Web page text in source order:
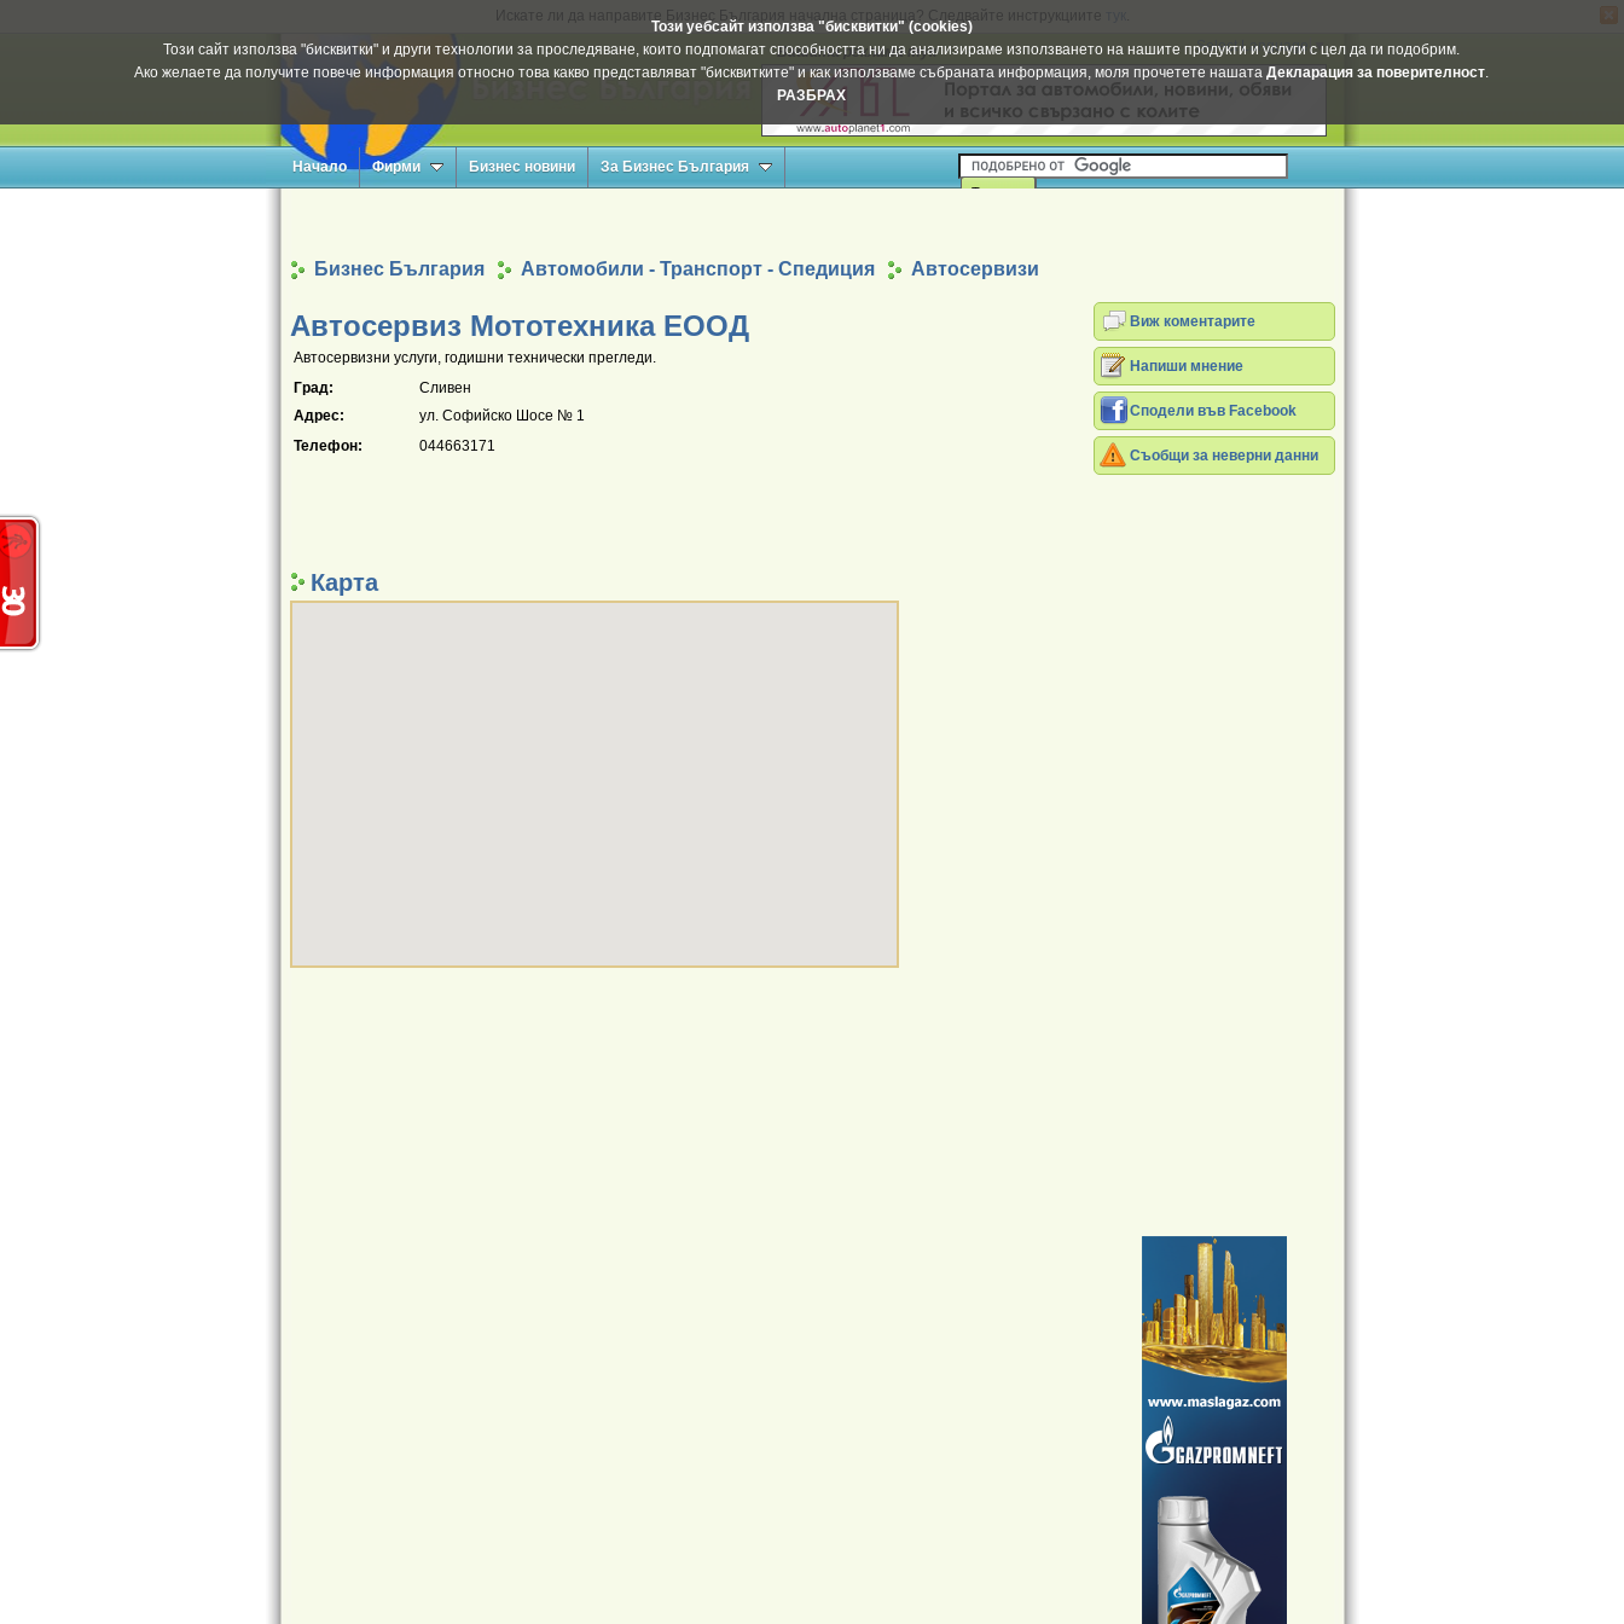
Искате ли да направите Бизнес България начална страница? Следвайте инструкциите
Този уебсайт използва "бисквитки" (cookies)
Този сайт използва "бисквитки" и други технологии за проследяване, които подпомагат способността ни да анализираме използването на нашите продукти и услуги с цел да ги подобрим.
Ако желаете да получите повече информация относно това какво представляват "бисквитките" и как използваме събраната информация, моля прочетете нашатаДекларация за поверителност.
РАЗБРАХ
Select Language ▼
Вашата реклама тук
Начало Фирми Бизнес новини За Бизнес България
Бизнес България Автомобили - Транспорт - Спедиция Автосервизи
Автосервиз Мототехника ЕООД
Автосервизни услуги, годишни технически прегледи.
Град:
Сливен
Адрес:
ул. Софийско Шосе № 1
Телефон:
044663171
Карта
Виж коментарите
Напиши мнение
Сподели във Facebook
Съобщи за неверни данни